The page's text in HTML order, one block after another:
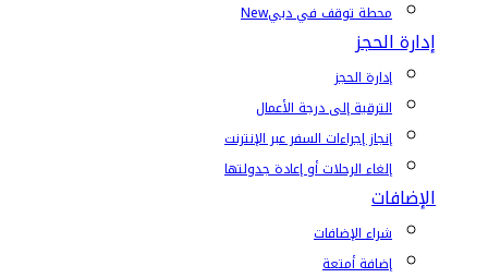
محطة توقف في دبيNew
إدارة الحجز
إدارة الحجز
الترقية إلى درجة الأعمال
إنجاز إجراءات السفر عبر الإنترنت
إلغاء الرحلات أو إعادة جدولتها
الإضافات
شراء الإضافات
إضافة أمتعة